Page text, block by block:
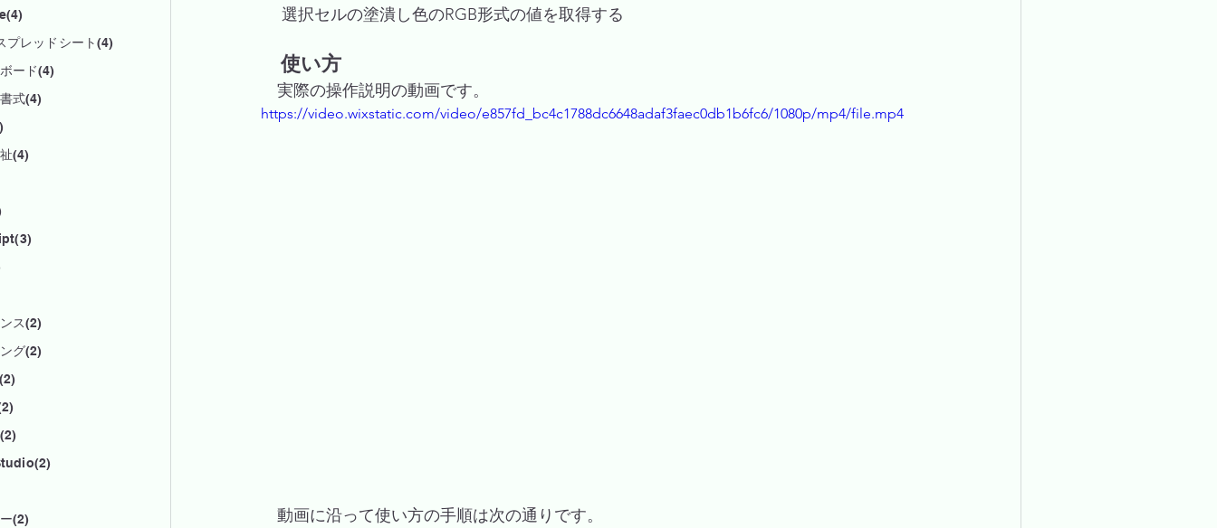
プレッドシート(4)
ード(4)
式(4)
(4)
ス(2)
グ(2)
(2)
選択セルの塗潰し色のRGB形式の値を取得する
使い方
実際の操作説明の動画です。
https://video.wixstatic.com/video/e857fd_bc4c1788dc6648adaf3faec0db1b6fc6/1080p/mp4/file.mp4
動画に沿って使い方の手順は次の通りです。